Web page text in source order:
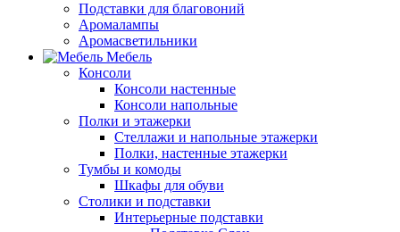
Подставки для благовоний
Аромалампы
Аромасветильники
Мебель
Консоли
Консоли настенные
Консоли напольные
Полки и этажерки
Стеллажи и напольные этажерки
Полки, настенные этажерки
Тумбы и комоды
Шкафы для обуви
Столики и подставки
Интерьерные подставки